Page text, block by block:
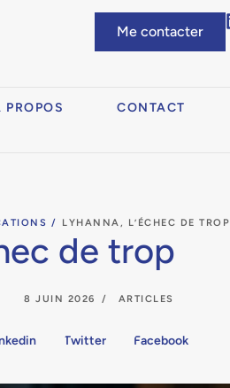
Me contacter
PROPOS CONTACT
/ LYHANNA, L’ÉCHEC DE TROP
de trop
8 JUIN 2026 ARTICLES
Twitter Facebook